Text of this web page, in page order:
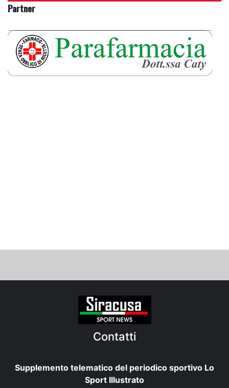
Partner
Contatti
Supplemento telematico del periodico sportivo Lo
Sport Illustrato